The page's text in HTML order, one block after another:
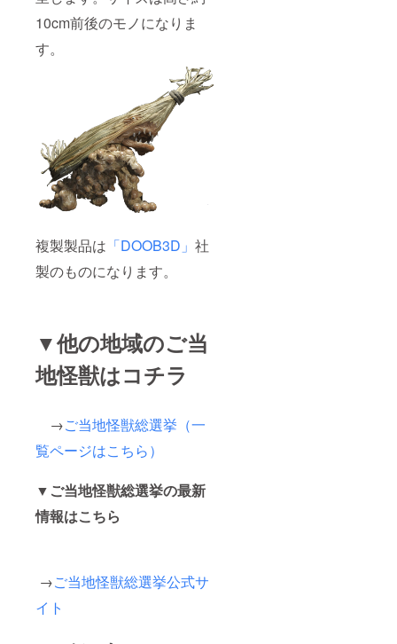
10cm前後のモノになりま
す。
複製製品は 「DOOB3D」 社
製のものになります。
▼他の地域のご当
地怪獣はコチラ
→ご当地怪獣総選挙（一
覧ページはこちら）
▼ご当地怪獣総選挙の最新
情報はこちら
→ご当地怪獣総選挙公式サ
イト